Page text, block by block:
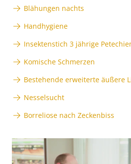
Blähungen nachts
Handhygiene
Insektenstich 3 jährige
Komische Schmerzen
Bestehende erweiterte äußere
Nesselsucht
Borreliose nach Zeckenbiss